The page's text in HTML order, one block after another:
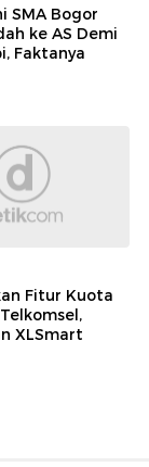
SMA Bogor
ke AS Demi
Faktanya
Fitur Kuota
XLSmart